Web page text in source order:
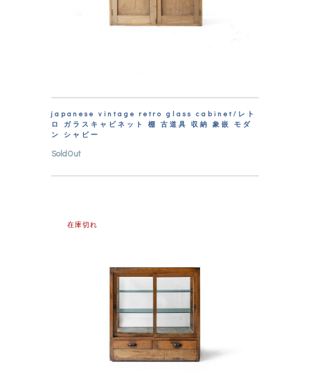
japanese vintage retro glass cabinet/レト
ロ ガラスキャビネット 棚 古道具 収納 象嵌 モダ
ン シャビー
SoldOut
在庫切れ